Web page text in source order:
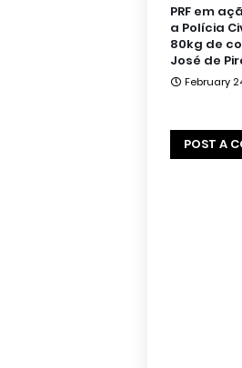
PRF em
a Polícia
80kg de
José de
February
POST A